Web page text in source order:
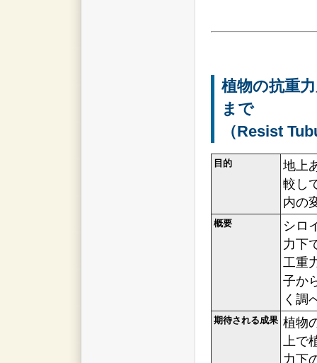
植物の抗重
まで
（Resist
目的
地上
較し
内の
概要
シロ
力下
工重
子か
く調
期待される成果 植物
上で
力下